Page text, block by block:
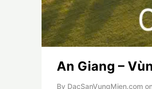
An Giang –
By DacSanVungMien.com